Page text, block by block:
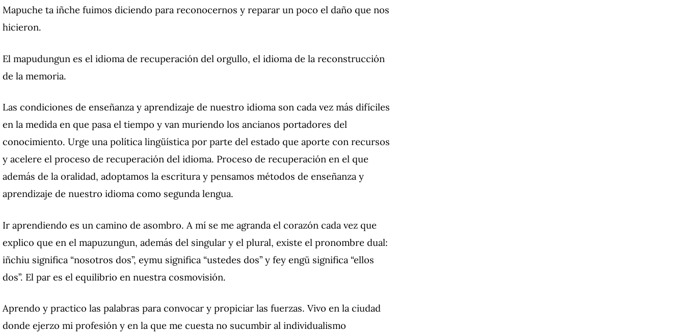
Mapuche ta iñche fuimos diciendo para reconocernos y reparar un poco el daño que nos
hicieron.
El mapudungun es el idioma de recuperación del orgullo, el idioma de la reconstrucción
de la memoria.
Las condiciones de enseñanza y aprendizaje de nuestro idioma son cada vez más difíciles
en la medida en que pasa el tiempo y van muriendo los ancianos portadores del
conocimiento. Urge una política lingüística por parte del estado que aporte con recursos
y acelere el proceso de recuperación del idioma. Proceso de recuperación en el que
además de la oralidad, adoptamos la escritura y pensamos métodos de enseñanza y
aprendizaje de nuestro idioma como segunda lengua.
Ir aprendiendo es un camino de asombro. A mí se me agranda el corazón cada vez que
explico que en el mapuzungun, además del singular y el plural, existe el pronombre dual:
iñchiu significa “nosotros dos”, eymu significa “ustedes dos” y fey engü significa “ellos
dos”. El par es el equilibrio en nuestra cosmovisión.
Aprendo y practico las palabras para convocar y propiciar las fuerzas. Vivo en la ciudad
donde ejerzo mi profesión y en la que me cuesta no sucumbir al individualismo